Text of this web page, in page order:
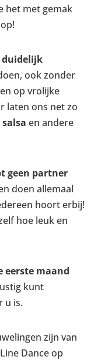
het met gemak
duidelijk
ook zonder
op vrolijke
laten ons net zo
salsa en andere
geen partner
doen allemaal
hoort erbij!
hoe leuk en
eerste maand
kunt
u is.
zijn van
Dance op